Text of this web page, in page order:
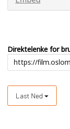
Direktelenke for
Last Ned